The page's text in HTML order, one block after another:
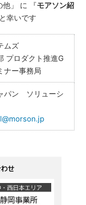
他」 に 『モアソン紹
幸いです
ムズ
プロダクト推進G
ナー事務局
パン ソリューシ